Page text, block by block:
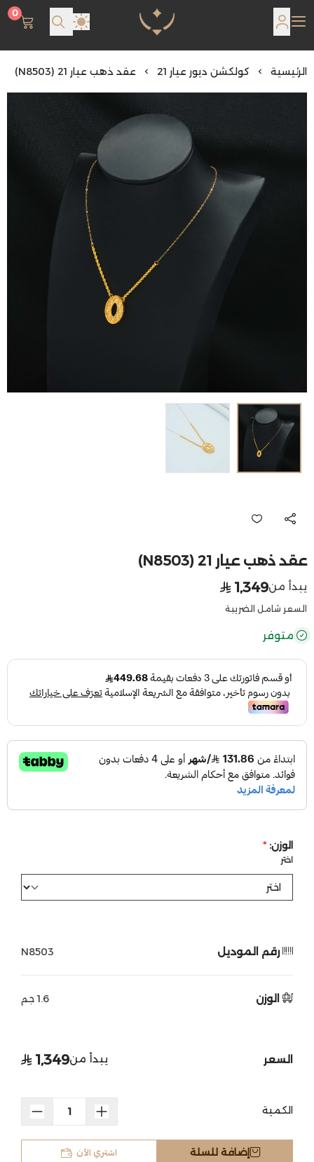
مجوهرات لمعة اللؤلؤة
0
الرئيسية كولكشن ديور عيار 21 عقد ذهب عيار 21 (N8503)
عقد ذهب عيار 21 (N8503)
يبدأ من1,349
السعر شامل الضريبة
متوفر
الوزن: *
اختر
رقم الموديل N8503
الوزن 1.6 جم
السعر يبدأ من1,349
الكمية
إضافة للسلة اشتري الآن